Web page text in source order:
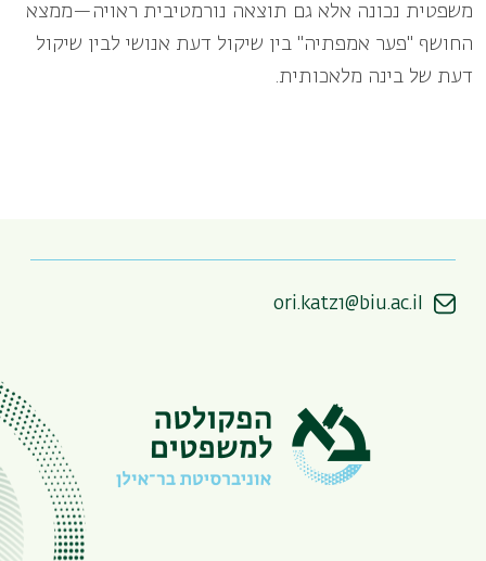
משפטית נכונה אלא גם תוצאה נורמטיבית ראויה—ממצא
החושף "פער אמפתיה" בין שיקול דעת אנושי לבין שיקול
דעת של בינה מלאכותית
ori.katz1@biu.ac.il